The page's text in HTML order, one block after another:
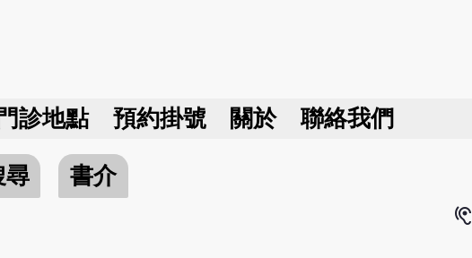
門診地點 預約掛號 關於 聯絡我們
尋
書介
hearing